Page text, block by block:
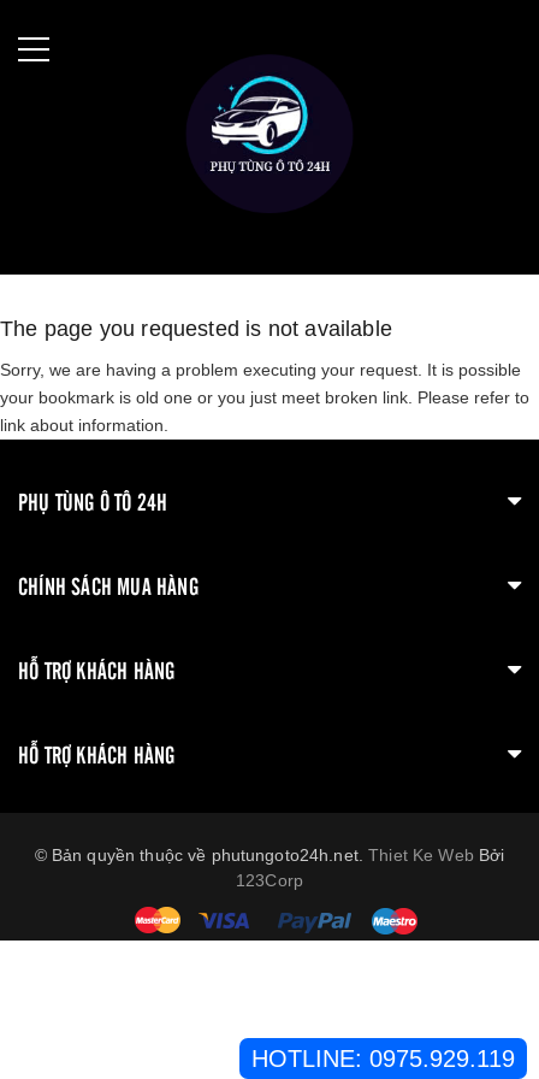
The page you requested is not available
Sorry, we are having a problem executing your request. It is possible
your bookmark is old one or you just meet broken link. Please refer to
link about information.
PHỤ TÙNG Ô TÔ 24H
CHÍNH SÁCH MUA HÀNG
HỖ TRỢ KHÁCH HÀNG
HỖ TRỢ KHÁCH HÀNG
© Bản quyền thuộc về phutungoto24h.net.Thiet Ke Web Bởi
123Corp
HOTLINE: 0975.929.119